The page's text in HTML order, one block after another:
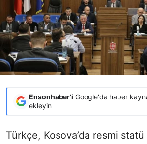
Ensonhaber'i Google'da haber
ekleyin
Türkçe, Kosova’da resmi